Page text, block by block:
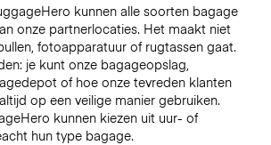
kunnen alle soorten bagage
onze partnerlocaties. Het maakt niet
fotoapparatuur of rugtassen gaat.
je kunt onze bagageopslag,
of hoe onze tevreden klanten
op een veilige manier gebruiken.
kunnen kiezen uit uur- of
hun type bagage.